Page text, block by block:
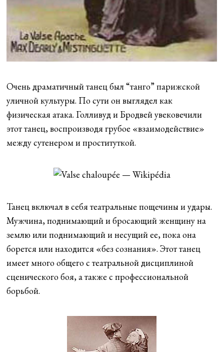
Очень драматичный танец был “танго” парижской
уличной культуры. По сути он выглядел как
физическая атака. Голливуд и Бродвей увековечили
этот танец, воспроизводя грубое «взаимодействие»
между сутенером и проституткой.
Танец включал в себя театральные пощечины и удары.
Мужчина, поднимающий и бросающий женщину на
землю или поднимающий и несущий ее, пока она
борется или находится «без сознания». Этот танец
имеет много общего с театральной дисциплиной
сценического боя, а также с профессиональной
борьбой.